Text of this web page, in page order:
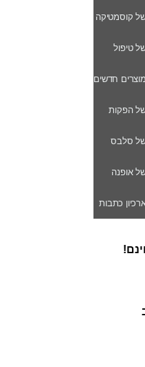
של קוסמטיקה
של טיפול
מוצרים חדשים
של הפקות
של סלבס
של אופנה
כתבות